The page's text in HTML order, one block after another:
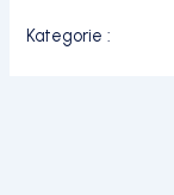
Kategorie :